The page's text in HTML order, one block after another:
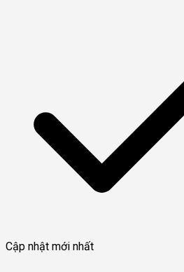
Cập nhật mới nhất